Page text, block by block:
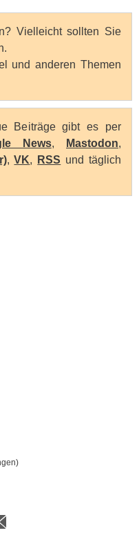
Vielleicht sollten Sie
und anderen Themen
Beiträge gibt es per
News, Mastodon,
,VK, RSS und täglich